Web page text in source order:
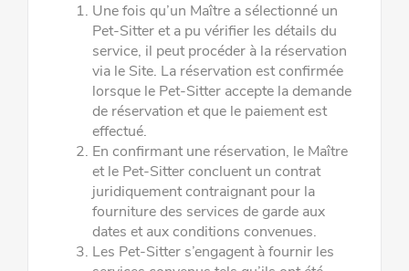
Une fois qu’un Maître a sélectionné un
Pet-Sitter et a pu vérifier les détails du
service, il peut procéder à la réservation
via le Site. La réservation est confirmée
lorsque le Pet-Sitter accepte la demande
de réservation et que le paiement est
effectué.
En confirmant une réservation, le Maître
et le Pet-Sitter concluent un contrat
juridiquement contraignant pour la
fourniture des services de garde aux
dates et aux conditions convenues.
Les Pet-Sitter s’engagent à fournir les